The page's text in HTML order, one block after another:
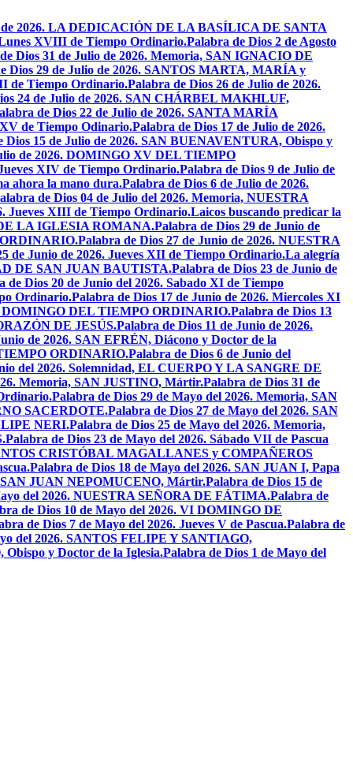
de 2026. LA DEDICACIÓN DE LA BASÍLICA DE SANTA
XVIII de Tiempo Ordinario.Palabra de Dios 2 de Agosto
Dios 31 de Julio de 2026. Memoria, SAN IGNACIO DE
Dios 29 de Julio de 2026. SANTOS MARTA, MARÍA y
de Tiempo Ordinario.Palabra de Dios 26 de Julio de 2026.
24 de Julio de 2026. SAN CHÁRBEL MAKHLUF,
de Dios 22 de Julio de 2026. SANTA MARÍA
de Tiempo Odinario.Palabra de Dios 17 de Julio de 2026.
Dios 15 de Julio de 2026. SAN BUENAVENTURA, Obispo y
de 2026. DOMINGO XV DEL TIEMPO
XIV de Tiempo Ordinario.Palabra de Dios 9 de Julio de
ahora la mano dura.Palabra de Dios 6 de Julio de 2026.
de Dios 04 de Julio del 2026. Memoria, NUESTRA
Jueves XIII de Tiempo Ordinario.Laicos buscando predicar la
LA IGLESIA ROMANA.Palabra de Dios 29 de Junio de
Palabra de Dios 27 de Junio de 2026. NUESTRA
de Junio de 2026. Jueves XII de Tiempo Ordinario.La alegría
DE SAN JUAN BAUTISTA.Palabra de Dios 23 de Junio de
de Dios 20 de Junio del 2026. Sabado XI de Tiempo
Ordinario.Palabra de Dios 17 de Junio de 2026. Miercoles XI
DOMINGO DEL TIEMPO ORDINARIO.Palabra de Dios 13
DE JESÚS.Palabra de Dios 11 de Junio de 2026.
de 2026. SAN EFRÉN, Diácono y Doctor de la
ORDINARIO.Palabra de Dios 6 de Junio del
del 2026. Solemnidad, EL CUERPO Y LA SANGRE DE
Memoria, SAN JUSTINO, Mártir.Palabra de Dios 31 de
Palabra de Dios 29 de Mayo del 2026. Memoria, SAN
SACERDOTE.Palabra de Dios 27 de Mayo del 2026. SAN
NERI.Palabra de Dios 25 de Mayo del 2026. Memoria,
Palabra de Dios 23 de Mayo del 2026. Sábado VII de Pascua
CRISTÓBAL MAGALLANES y COMPAÑEROS
Palabra de Dios 18 de Mayo del 2026. SAN JUAN I, Papa
SAN JUAN NEPOMUCENO, Mártir.Palabra de Dios 15 de
del 2026. NUESTRA SEÑORA DE FÁTIMA.Palabra de
de Dios 10 de Mayo del 2026. VI DOMINGO DE
de Dios 7 de Mayo del 2026. Jueves V de Pascua.Palabra de
del 2026. SANTOS FELIPE Y SANTIAGO,
y Doctor de la Iglesia.Palabra de Dios 1 de Mayo del